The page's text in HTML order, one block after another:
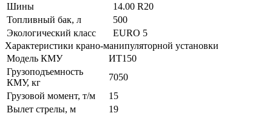
Шины
14.00 R20
Топливный бак, л
500
Экологический класс
EURO 5
Характеристики крано-манипуляторной установки
Модель КМУ
ИТ150
Грузоподъемность
КМУ, кг
7050
Грузовой момент, т/м
15
Вылет стрелы, м
19